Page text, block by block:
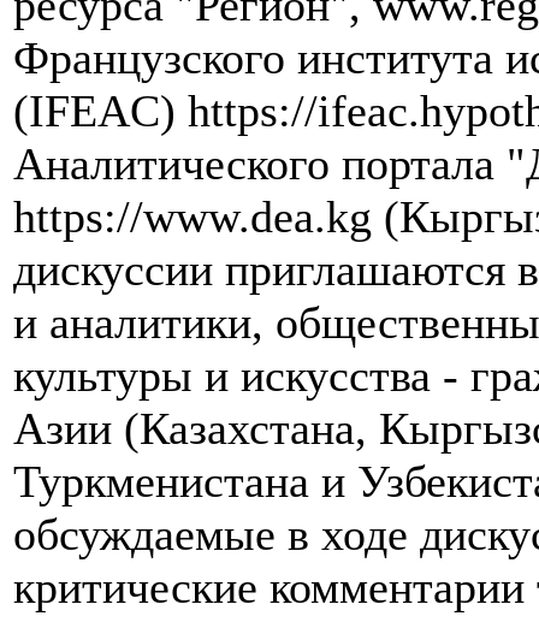
Французского института
(IFEAC) https://
Аналитического портала
https://www.dea.kg
дискуссии приглашаются
и аналитики,
культуры и искусства -
Азии (Казахстана,
Туркменистана и
обсуждаемые в ходе
критические